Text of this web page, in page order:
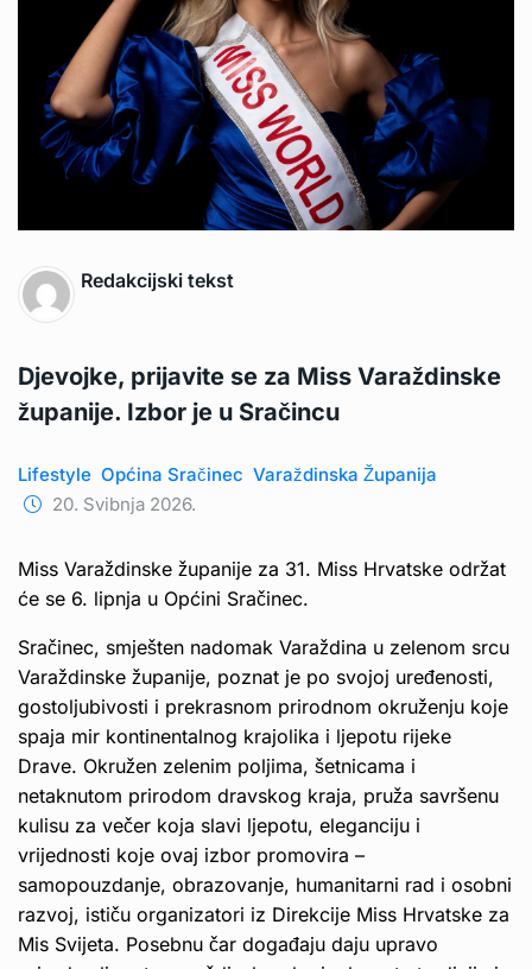
Redakcijski tekst
Djevojke, prijavite se za Miss Varaždinske
županije. Izbor je u Sračincu
Lifestyle Općina Sračinec Varaždinska Županija
20. Svibnja 2026.
Miss Varaždinske županije za 31. Miss Hrvatske održat
će se 6. lipnja u Općini Sračinec.
Sračinec, smješten nadomak Varaždina u zelenom srcu
Varaždinske županije, poznat je po svojoj uređenosti,
gostoljubivosti i prekrasnom prirodnom okruženju koje
spaja mir kontinentalnog krajolika i ljepotu rijeke
Drave. Okružen zelenim poljima, šetnicama i
netaknutom prirodom dravskog kraja, pruža savršenu
kulisu za večer koja slavi ljepotu, eleganciju i
vrijednosti koje ovaj izbor promovira –
samopouzdanje, obrazovanje, humanitarni rad i osobni
razvoj, ističu organizatori iz Direkcije Miss Hrvatske za
Mis Svijeta. Posebnu čar događaju daju upravo